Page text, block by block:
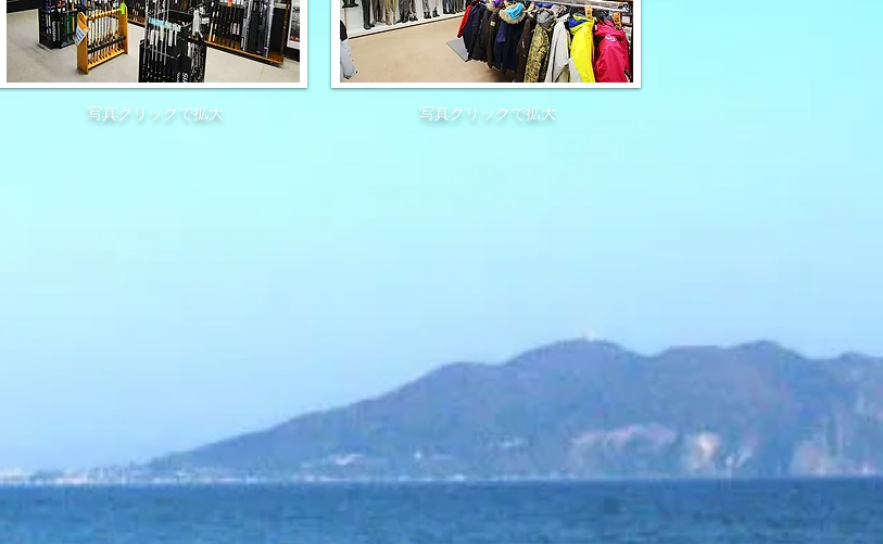
写真クリックで拡大 写真クリックで拡大